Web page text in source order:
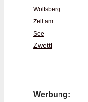
Wolfsberg
Zell am
See
Zwettl
Werbung: